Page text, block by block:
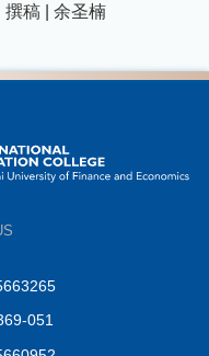
稿 | 余圣楠
051